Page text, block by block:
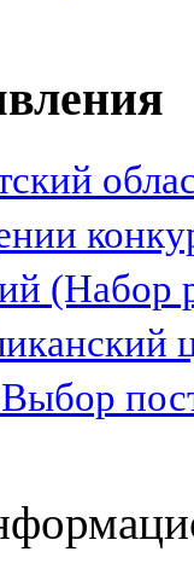
(Набор